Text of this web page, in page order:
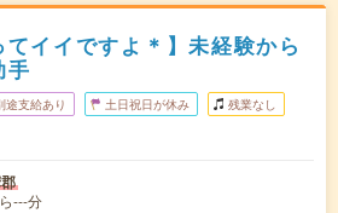
てイイですよ＊】未経験から
手
途支給あり 土日祝日が休み 残業なし
---分